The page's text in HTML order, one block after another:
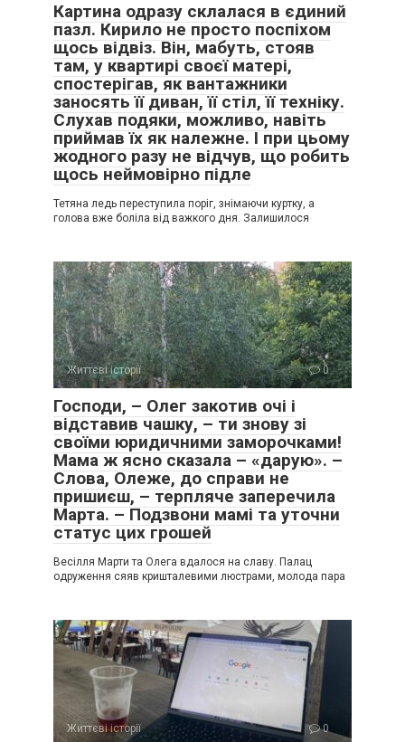
Картина одразу склалася в єдиний
пазл. Кирило не просто поспіхом
щось відвіз. Він, мабуть, стояв
там, у квартирі своєї матері,
спостерігав, як вантажники
заносять її диван, її стіл, її техніку.
Слухав подяки, можливо, навіть
приймав їх як належне. І при цьому
жодного разу не відчув, що робить
щось неймовірно підле
Тетяна ледь переступила поріг, знімаючи куртку, а
голова вже боліла від важкого дня. Залишилося
Життєві історії 0
Господи, – Олег закотив очі і
відставив чашку, – ти знову зі
своїми юридичними заморочками!
Мама ж ясно сказала – «дарую». –
Слова, Олеже, до справи не
пришиєш, – терпляче заперечила
Марта. – Подзвони мамі та уточни
статус цих грошей
Весілля Марти та Олега вдалося на славу. Палац
одруження сяяв кришталевими люстрами, молода пара
Життєві історії 0